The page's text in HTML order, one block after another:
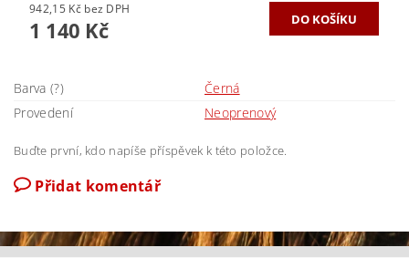
942,15 Kč bez DPH
1 140 Kč
Barva (?)
Černá
Provedení
Neoprenový
Buďte první, kdo napíše příspěvek k této položce.
Přidat komentář